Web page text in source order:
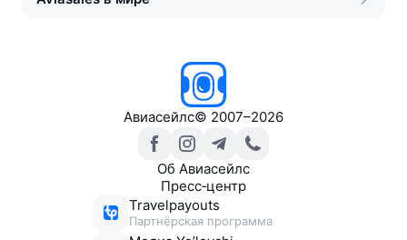
Авиасейлс© 2007–2026
Об Авиасейлс
Пресс‑центр
Travelpayouts
Партнёрская программа